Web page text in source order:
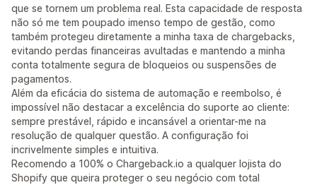
que se tornem um problema real. Esta capacidade de resposta
não só me tem poupado imenso tempo de gestão, como
também protegeu diretamente a minha taxa de chargebacks,
evitando perdas financeiras avultadas e mantendo a minha
conta totalmente segura de bloqueios ou suspensões de
pagamentos.
Além da eficácia do sistema de automação e reembolso, é
impossível não destacar a excelência do suporte ao cliente:
sempre prestável, rápido e incansável a orientar-me na
resolução de qualquer questão. A configuração foi
incrivelmente simples e intuitiva.
Recomendo a 100% o Chargeback.io a qualquer lojista do
Shopify que queira proteger o seu negócio com total